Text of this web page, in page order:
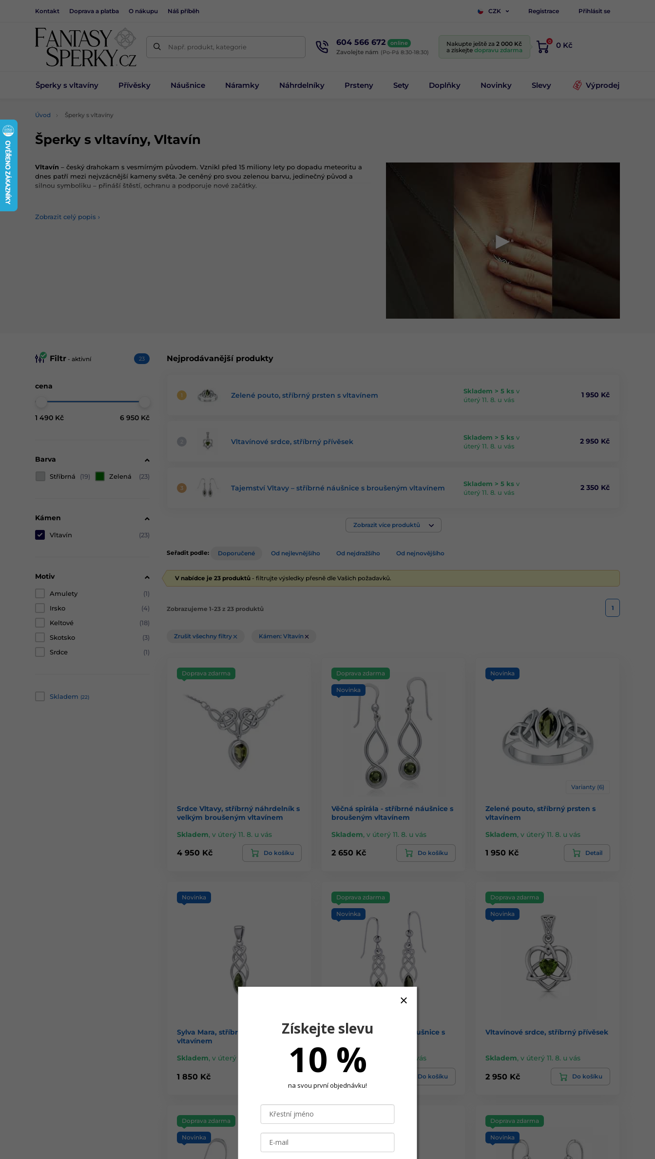
Kontakt Doprava a platba O nákupu Náš příběh CZK Registrace Přihlásit se
Např. produkt, kategorie 604 566 672 online
Zavolejte nám (Po-Pá 8:30-18:30)
Nakupte ještě za 2 000 Kč
a získejte dopravu zdarma
0 0 Kč
Šperky s vltavíny Přívěsky Náušnice Náramky Náhrdelníky Prsteny Sety Doplňky Novinky Slevy Výprodej
Úvod Šperky s vltavíny
Šperky s vltavíny, Vltavín
Vltavín – český drahokam s vesmírným původem. Vznikl před 15 miliony lety po dopadu meteoritu a
dnes patří mezi nejvzácnější kameny světa. Je ceněný pro svou zelenou barvu, jedinečný původ a
silnou symboliku – přináší štěstí, ochranu a podporuje nové začátky.
Zobrazit celý popis ›
Nejprodávanější produkty
Zelené pouto, stříbrný prsten s vltavínem Skladem > 5 ks v
úterý 11. 8. u vás
1 950 Kč
Vltavínové srdce, stříbrný přívěsek Skladem > 5 ks v
úterý 11. 8. u vás
2 950 Kč
Tajemství Vltavy – stříbrné náušnice s broušeným vltavínem Skladem > 5 ks v
úterý 11. 8. u vás
2 350 Kč
Zobrazit více produktů
Filtr - aktivní 23
cena
1 490 Kč 6 950 Kč
Barva
Stříbrná (19) Zelená (23)
Kámen
Vltavín (23)
Motiv
Amulety
(1)
Irsko
(4)
Keltové
(18)
Skotsko
(3)
Srdce
(1)
Skladem (22)
Seřadit podle: Doporučené Od nejlevnějšího Od nejdražšího Od nejnovějšího
V nabídce je 23 produktů - filtrujte výsledky přesně dle Vašich požadavků.
Zobrazujeme 1-23 z 23 produktů 1
Zrušit všechny filtry Kámen: Vltavín
Doprava zdarma
Srdce Vltavy, stříbrný náhrdelník s
velkým broušeným vltavínem
Skladem, v úterý 11. 8. u vás
4 950 Kč Do košíku
Doprava zdarma
Novinka
Věčná spirála - stříbrné náušnice s
broušeným vltavínem
Skladem, v úterý 11. 8. u vás
2 650 Kč Do košíku
Novinka
Varianty (6)
Zelené pouto, stříbrný prsten s
vltavínem
Skladem,v úterý 11. 8. u vás
1 950 Kč Detail
Novinka
Sylva Mara, stříbrný přívěsek s
vltavínem
Skladem, v úterý 11. 8. u vás
1 850 Kč
Doprava zdarma
Novinka
Sylva Mara – stříbrné náušnice s
Skladem, v úterý 11. 8. u vás
Do košíku
Doprava zdarma
Novinka
Vltavínové srdce, stříbrný přívěsek
Skladem,v úterý 11. 8. u vás
2 950 Kč Do košíku
Doprava zdarma
Novinka
Doprava zdarma
Novinka
Získejte slevu
10 %
na svou první objednávku!